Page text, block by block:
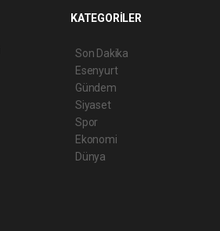
KATEGORİLER
Son Dakika
Esenyurt
Gündem
Siyaset
Spor
Ekonomi
Dünya